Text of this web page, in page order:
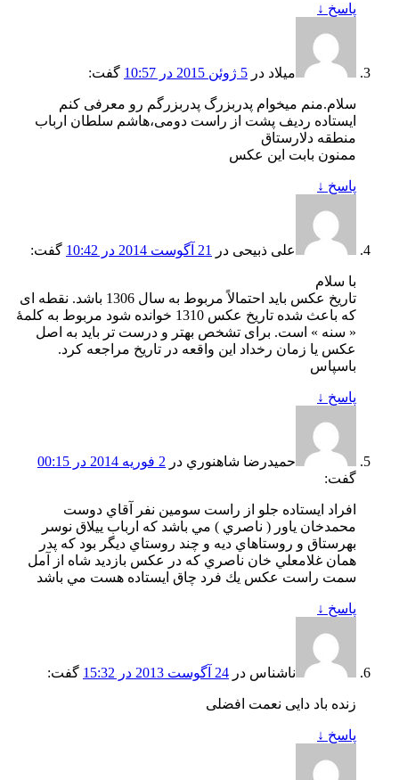
پاسخ ↓
میلاد در 5 ژوئن 2015 در 10:57 گفت:
سلام.منم میخوام پدربزرگ پدربزرگم رو معرفی کنم
ایستاده ردیف پشت از راست دومی،هاشم سلطان ارباب
منطقه دلارستاق
ممنون بابت این عکس
پاسخ ↓
علی ذبیحی در 21 آگوست 2014 در 10:42 گفت:
با سلام
تاریخ عکس باید احتمالاً مربوط به سال 1306 باشد. نقطه ای
که باعث شده تاریخ عکس 1310 خوانده شود مربوط به کلمۀ
« سنه » است. برای تشخص بهتر و درست تر باید به اصل
عکس یا زمان رخداد این واقعه در تاریخ مراجعه کرد.
باسپاس
پاسخ ↓
حميدرضا شاهنوري در 2 فوریه 2014 در 00:15
گفت:
افراد ايستاده جلو از راست سومين نفر آقاي دوست
محمدخان ياور ( ناصري ) مي باشد كه ارباب ييلاق نوسر
بهرستاق و روستاهاي ديه و چند روستاي ديگر بود كه پدر
همان غلامعلي خان ناصري كه در عكس بازديد شاه از آمل
سمت راست عكس يك فرد چاق ايستاده هست مي باشد
پاسخ ↓
ناشناس در 24 آگوست 2013 در 15:32 گفت:
زنده باد دایی نعمت افضلی
پاسخ ↓